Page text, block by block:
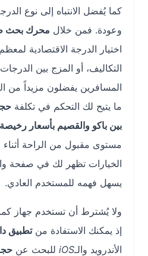
كما يُفضل الانتباه إلى نوع الدرجة
وعودة. فمن خلال محرك بحث طيران
اختيار الدرجة الاقتصادية لمعظم
التكاليف، أو المزج بين الدرجات إذا
المسافرين يفضلون مزيداً من الراحة
ما يتيح لك التحكم في تكلفة حجز
بين باكو والقصيم بأسعار رخيصة مع
مستوى مقبول من الراحة أثناء
الخيارات تظهر لك في صفحة واحدة
يسهل فهمه للمستخدم العادي.
ولا يُشترط أن تستخدم جهاز كمبيوتر
إذ يمكنك الاستفادة منتطبيق دايركت
الأندرويد والـiOSللبحث عنحجز